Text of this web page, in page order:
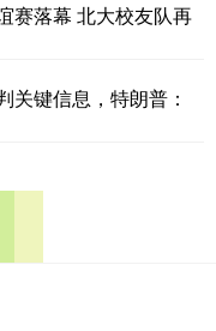
赛落幕 北大校友队再
关键信息，特朗普：